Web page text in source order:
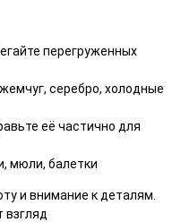
перегруженных
серебро, холодные
её частично для
мюли, балетки
и внимание к деталям.
взгляд